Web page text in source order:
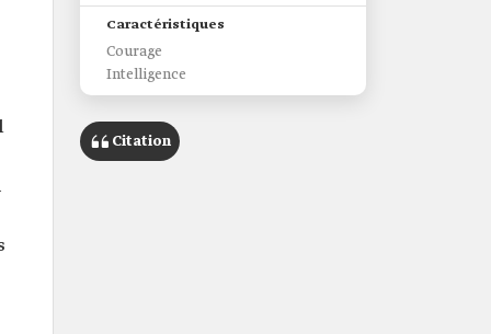
Caractéristiques
Courage
Intelligence
Citation